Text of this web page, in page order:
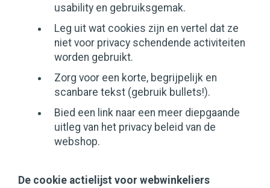
usability en gebruiksgemak.
Leg uit wat cookies zijn en vertel dat ze
niet voor privacy schendende activiteiten
worden gebruikt.
Zorg voor een korte, begrijpelijk en
scanbare tekst (gebruik bullets!).
Bied een link naar een meer diepgaande
uitleg van het privacy beleid van de
webshop.
De cookie actielijst voor webwinkeliers